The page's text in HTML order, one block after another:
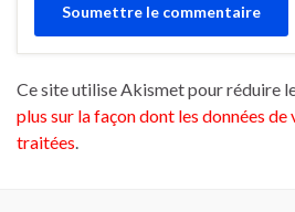
Ce site utilise Akismet pour réduire
plus sur la façon dont les données
traitées.